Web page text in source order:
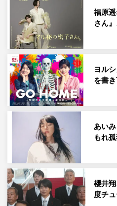
里、ニューヨーク、なにわ男
平、藤原丈一郎、いとうあさ
ヂカルラブリー、ゆうちゃみ
純、ヒコロヒー、辻希美、国
やす子、ME:IチームのRAN、
る。
川島明、佐々木希 コメ
佐々木：今回もとても盛り上
さんがずっとふざけていまし
川島：OAで一言もしゃべって
佐々木：全部カットされてい
川島：今回もリモコンのdボタ
福原
さん
ヨル
を書
あい
もれ
櫻井
度チ